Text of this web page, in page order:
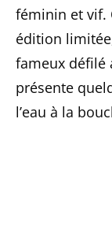
féminin et vif.
édition
fameux défilé
présente
l’eau à la